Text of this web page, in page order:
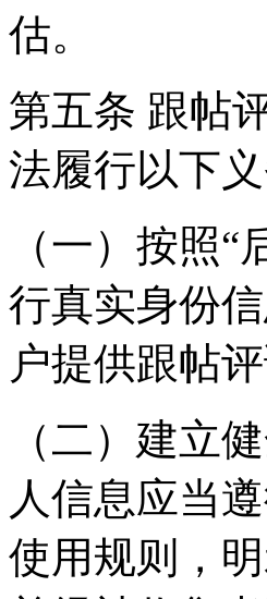
估。
第五条 跟帖
法履行以下义
（一）按照
行真实身份
户提供跟帖评
（二）建立
人信息应当
使用规则，